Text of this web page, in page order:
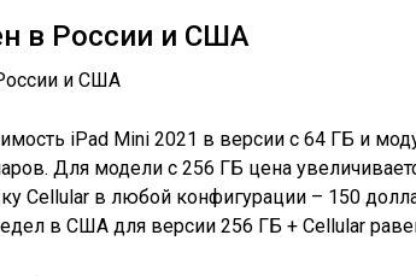
в России и США
iPad Mini 2021 в версии с 64 ГБ и
Для модели с 256 ГБ цена
Cellular в любой конфигурации – 150
в США для версии 256 ГБ + Cellular